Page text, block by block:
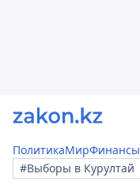
ПолитикаМирФинансы
#Выборы в Курултай